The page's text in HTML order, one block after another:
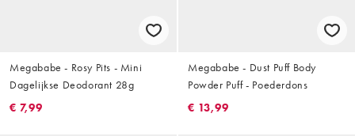
Megababe - Rosy Pits - Mini
Dagelijkse Deodorant 28g
€ 7,99
Megababe - Dust Puff Body
Powder Puff - Poederdons
€ 13,99